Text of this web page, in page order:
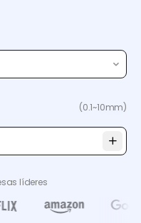
(0.1~10mm)
líderes